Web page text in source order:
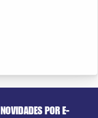
NOVIDADES POR E-